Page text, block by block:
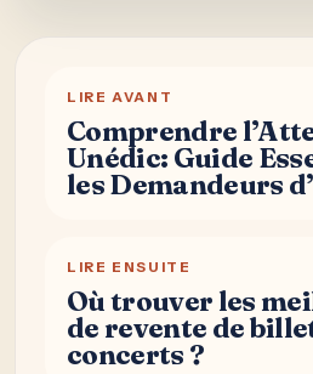
LIRE AVANT
Comprendre
Unédic: Guide
les Demandeurs
LIRE ENSUITE
Où trouver les
de revente de
concerts ?